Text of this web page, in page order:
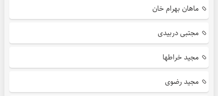
ماهان بهرام خان
مجتبی دربیدی
مجید خراطها
مجید رضوی